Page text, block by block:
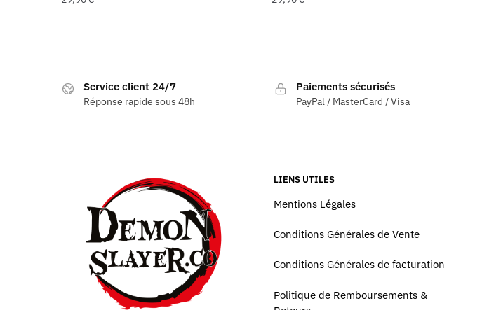
Service client 24/7
Réponse rapide sous 48h
Paiements sécurisés
PayPal / MasterCard / Visa
LIENS UTILES
Mentions Légales
Conditions Générales de Vente
Conditions Générales de facturation
Politique de Remboursements &